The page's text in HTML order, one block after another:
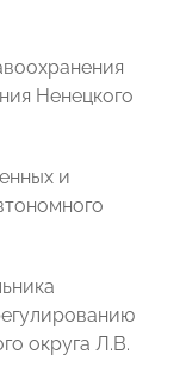
Ненецкого
и
округа Л.В.